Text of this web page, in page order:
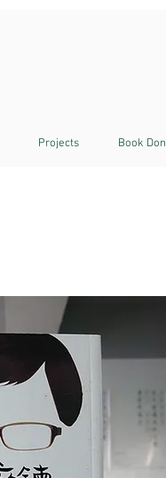
Projects Book